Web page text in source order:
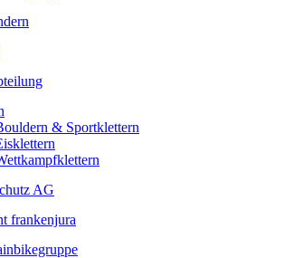
& Sportklettern
AG
frankenjura